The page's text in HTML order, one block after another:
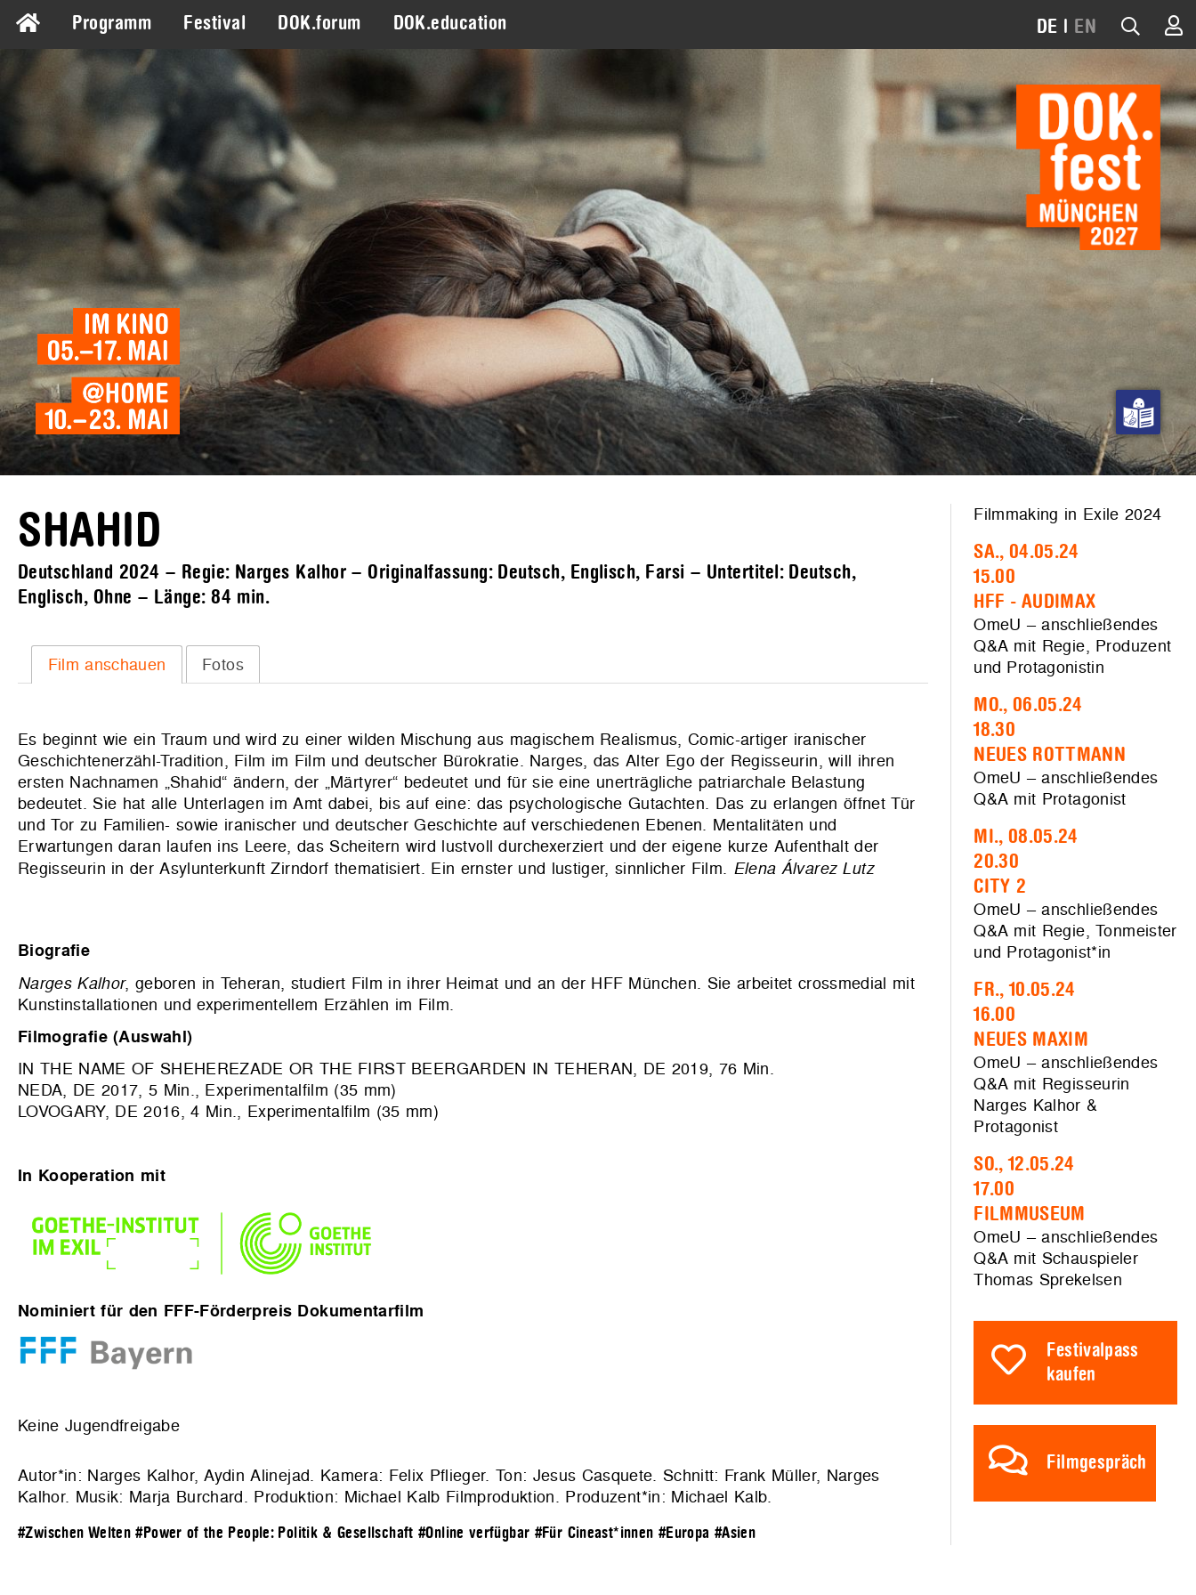
Programm Festival DOK.forum DOK.education DE | EN
SHAHID
Deutschland 2024 – Regie: Narges Kalhor – Originalfassung: Deutsch, Englisch, Farsi – Untertitel: Deutsch,
Englisch, Ohne – Länge:84 min.
Film anschauen Fotos
Es beginnt wie ein Traum und wird zu einer wilden Mischung aus magischem Realismus, Comic-artiger iranischer
Geschichtenerzähl-Tradition, Film im Film und deutscher Bürokratie. Narges, das Alter Ego der Regisseurin, will ihren
ersten Nachnamen „Shahid“ ändern, der „Märtyrer“ bedeutet und für sie eine unerträgliche patriarchale Belastung
bedeutet. Sie hat alle Unterlagen im Amt dabei, bis auf eine: das psychologische Gutachten. Das zu erlangen öffnet Tür
und Tor zu Familien- sowie iranischer und deutscher Geschichte auf verschiedenen Ebenen. Mentalitäten und
Erwartungen daran laufen ins Leere, das Scheitern wird lustvoll durchexerziert und der eigene kurze Aufenthalt der
Regisseurin in der Asylunterkunft Zirndorf thematisiert. Ein ernster und lustiger, sinnlicher Film. Elena Álvarez Lutz
Biografie
Narges Kalhor, geboren in Teheran, studiert Film in ihrer Heimat und an der HFF München. Sie arbeitet crossmedial mit
Kunstinstallationen und experimentellem Erzählen im Film.
Filmografie (Auswahl)
IN THE NAME OF SHEHEREZADE OR THE FIRST BEERGARDEN IN TEHERAN, DE 2019, 76 Min.
NEDA, DE 2017, 5 Min., Experimentalfilm (35 mm)
LOVOGARY, DE 2016, 4 Min., Experimentalfilm (35 mm)
In Kooperation mit
Nominiert für den FFF-Förderpreis Dokumentarfilm
Keine Jugendfreigabe
Autor*in: Narges Kalhor, Aydin Alinejad. Kamera: Felix Pflieger. Ton: Jesus Casquete. Schnitt: Frank Müller, Narges
Kalhor. Musik: Marja Burchard. Produktion: Michael Kalb Filmproduktion. Produzent*in: Michael Kalb.
#Zwischen Welten #Power of the People: Politik & Gesellschaft #Online verfügbar #Für Cineast*innen #Europa #Asien
Filmmaking in Exile 2024
SA., 04.05.24
15.00
HFF - AUDIMAX
OmeU – anschließendes
Q&A mit Regie, Produzent
und Protagonistin
MO., 06.05.24
18.30
NEUES ROTTMANN
OmeU – anschließendes
Q&A mit Protagonist
MI., 08.05.24
20.30
CITY 2
OmeU – anschließendes
Q&A mit Regie, Tonmeister
und Protagonist*in
FR., 10.05.24
16.00
NEUES MAXIM
OmeU – anschließendes
Q&A mit Regisseurin
Narges Kalhor &
Protagonist
SO., 12.05.24
17.00
FILMMUSEUM
OmeU – anschließendes
Q&A mit Schauspieler
Thomas Sprekelsen
Festivalpass
kaufen
Filmgespräch